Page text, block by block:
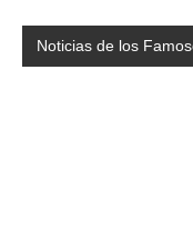
Noticias de los